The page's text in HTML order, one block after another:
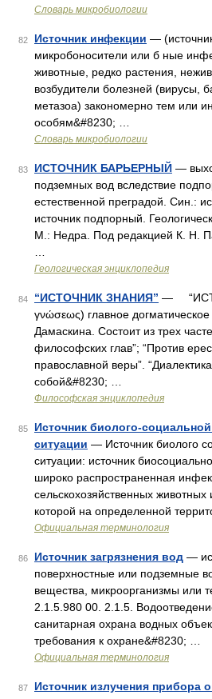
Словарь микробиологии
82 Источник инфекции —
микробоносители или б ные
животные, редко растения,
возбудители болезней (вирусы,
метазоа) закономерно тем или
особям&#8230; …
Словарь микробиологии
83 ИСТОЧНИК БАРЬЕРНЫЙ —
подземных вод вследствие
естественной преградой. Син.:
источник подпорный.
М.: Недра. Под редакцией К. Н.
Геологическая энциклопедия
84 “ИСТОЧНИК ЗНАНИЯ” —
γνώσεως) главное
Дамаскина. Состоит из трех
философских глав”; “Против
православной веры”.
собой&#8230; …
Философская энциклопедия
85
Источник биолого-
ситуации — Источник биолого
ситуации: источник
широко распространенная
сельскохозяйственных животных
которой на определенной
Официальная терминология
86 Источник загрязнения вод —
поверхностные или подземные
вещества, микроорганизмы или
2.1.5.980 00. 2.1.5.
санитарная охрана водных
требования к охране&#8230; …
Официальная терминология
87
Источник излучения прибора